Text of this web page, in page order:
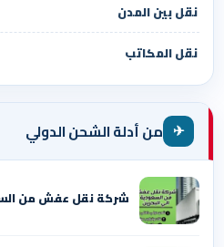
نقل بين المدن
نقل المكاتب
✈ من أدلة الشحن الدولي
شركة نقل عفش من